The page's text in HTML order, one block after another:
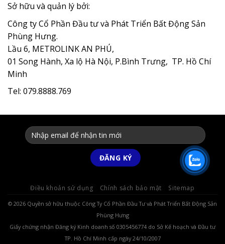
Sở hữu và quản lý bởi:
Công ty Cổ Phần Đầu tư và Phát Triển Bất Động Sản
Phùng Hưng.
Lầu 6, METROLINK AN PHÚ,
01 Song Hành, Xa lộ Hà Nội, P.Bình Trưng, TP. Hồ Chí
Minh
Tel: 079.8888.769
Điều khoản sử dụng Chính sách bảo mật Sitemap
© 2026 Quyền sở hữu thuộc Công Ty Cổ Phần Đầu Tư và Phát Triển Bất Động Sản
Phùng Hưng
Giấy chứng nhận Đăng ký Kinh doanh số 0305456774 do Sở Kế hoạch và Đầu tư
TP. Hồ Chí Minh cấp ngày 24/10/2007